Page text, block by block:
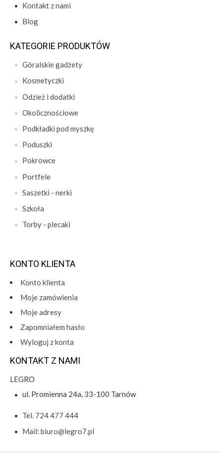
Kontakt z nami
Blog
KATEGORIE PRODUKTÓW
Góralskie gadżety
Kosmetyczki
Odzież i dodatki
Okolicznościowe
Podkładki pod myszkę
Poduszki
Pokrowce
Portfele
Saszetki - nerki
Szkoła
Torby - plecaki
KONTO KLIENTA
Konto klienta
Moje zamówienia
Moje adresy
Zapomniałem hasło
Wyloguj z konta
KONTAKT Z NAMI
LEGRO
ul. Promienna 24a, 33-100 Tarnów
Tel. 724 477 444
Mail: biuro@legro7.pl